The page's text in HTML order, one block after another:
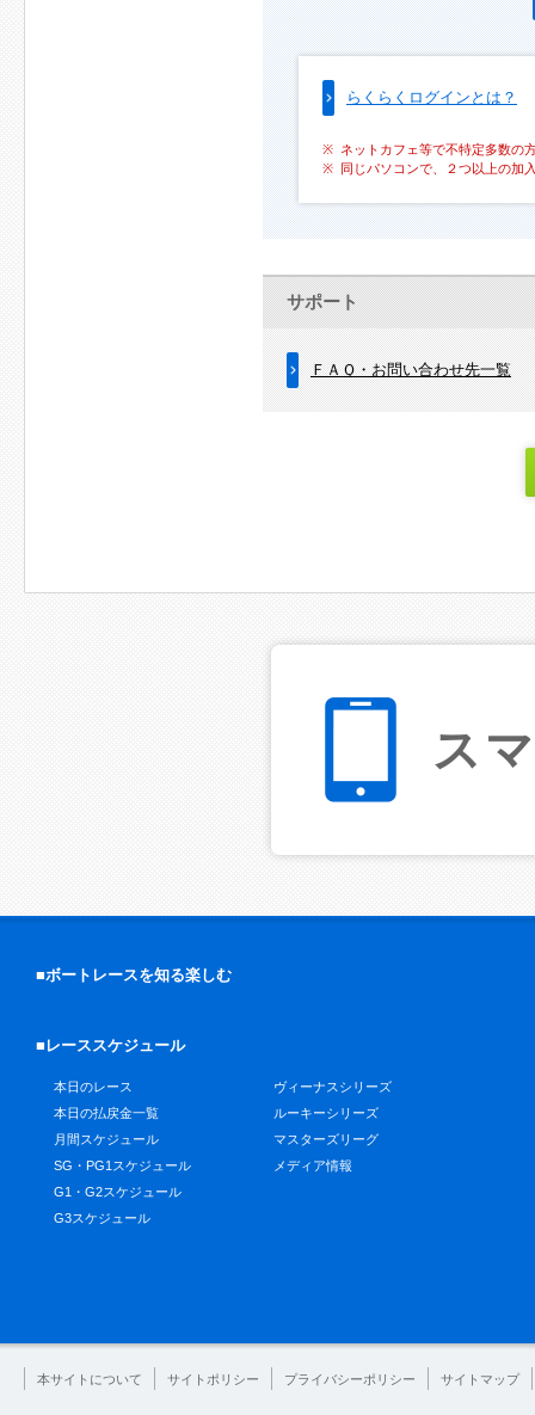
らくらくログインとは？
ネットカフェ等で不特定多数の
同じパソコンで、２つ以上の加
サポート
ＦＡＱ・お問い合わせ先一覧
ス
■ボートレースを知る楽しむ
■レーススケジュール
本日のレース
本日の払戻金一覧
月間スケジュール
SG・PG1スケジュール
G1・G2スケジュール
G3スケジュール
ヴィーナスシリーズ
ルーキーシリーズ
マスターズリーグ
メディア情報
本サイトについて サイトポリシー プライバシーポリシー サイトマップ